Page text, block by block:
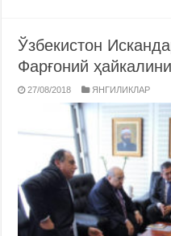
Ўзбекистон
Фарғоний
27/08/2018 ЯНГИЛИКЛАР